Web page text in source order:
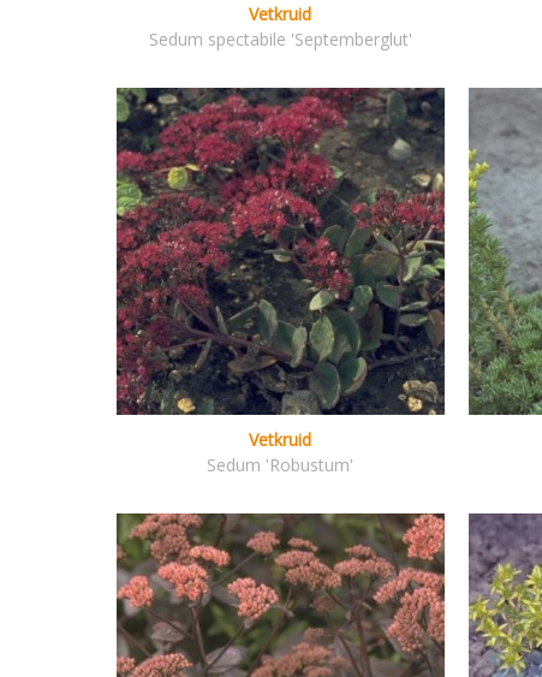
Vetkruid
Sedum spectabile 'Septemberglut'
Vetkruid
Sedum 'Robustum'